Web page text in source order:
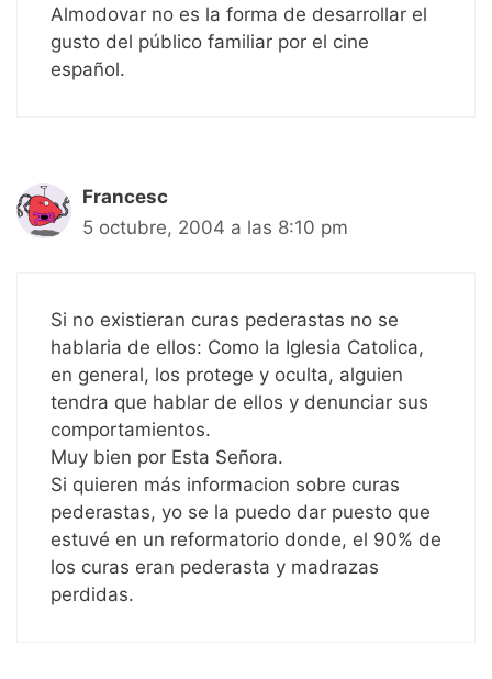
Almodovar no es la forma de desarrollar el
gusto del público familiar por el cine
español.
Francesc
5 octubre, 2004 a las 8:10 pm
Si no existieran curas pederastas no se
hablaria de ellos: Como la Iglesia Catolica,
en general, los protege y oculta, alguien
tendra que hablar de ellos y denunciar sus
comportamientos.
Muy bien por Esta Señora.
Si quieren más informacion sobre curas
pederastas, yo se la puedo dar puesto que
estuvé en un reformatorio donde, el 90% de
los curas eran pederasta y madrazas
perdidas.